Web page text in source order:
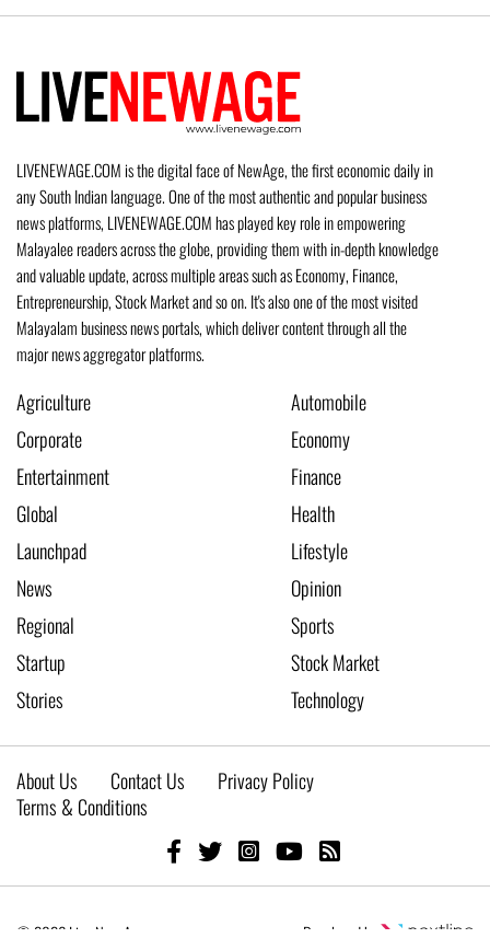
LIVENEWAGE.COM is the digital face of NewAge, the first economic daily in
any South Indian language. One of the most authentic and popular business
news platforms, LIVENEWAGE.COM has played key role in empowering
Malayalee readers across the globe, providing them with in-depth knowledge
and valuable update, across multiple areas such as Economy, Finance,
Entrepreneurship, Stock Market and so on. It's also one of the most visited
Malayalam business news portals, which deliver content through all the
major news aggregator platforms.
Agriculture
Automobile
Corporate
Economy
Entertainment
Finance
Global
Health
Launchpad
Lifestyle
News
Opinion
Regional
Sports
Startup
Stock Market
Stories
Technology
About Us Contact Us
Privacy Policy
Terms & Conditions
© 2026 Live New Age Developed by